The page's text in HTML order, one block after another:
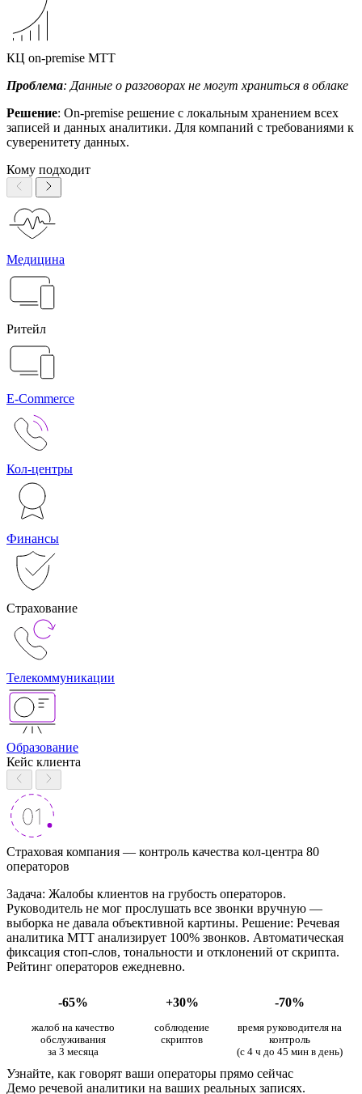
КЦ on-premise МТТ
Проблема: Данные о разговорах не могут храниться в облаке
Решение: On-premise решение с локальным хранением всех
записей и данных аналитики. Для компаний с требованиями к
суверенитету данных.
Кому подходит
Медицина
Ритейл
E-Commerce
Кол-центры
Финансы
Страхование
Телекоммуникации
Образование
Кейс клиента
Страховая компания — контроль качества кол-центра 80
операторов
Задача: Жалобы клиентов на грубость операторов.
Руководитель не мог прослушать все звонки вручную —
выборка не давала объективной картины. Решение: Речевая
аналитика МТТ анализирует 100% звонков. Автоматическая
фиксация стоп-слов, тональности и отклонений от скрипта.
Рейтинг операторов ежедневно.
-65% +30% -70%
жалоб на качество
обслуживания
за 3 месяца
соблюдение
скриптов
время руководителя на
контроль
(с 4 ч до 45 мин в день)
Узнайте, как говорят ваши операторы прямо сейчас
Демо речевой аналитики на ваших реальных записях.